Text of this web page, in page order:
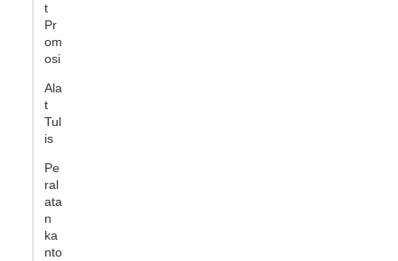
t
Pr
om
osi
Ala
t
Tul
is
Pe
ral
ata
n
ka
nto